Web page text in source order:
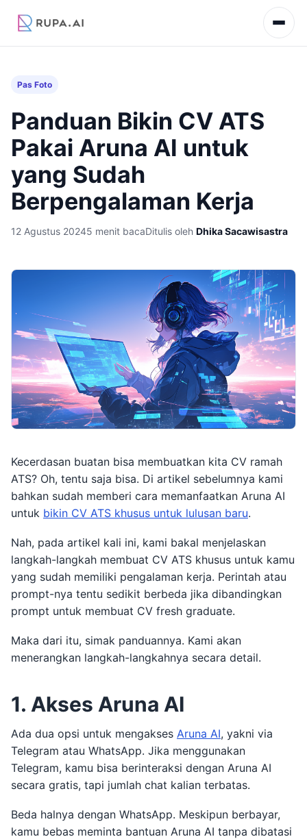
Pas Foto
Panduan Bikin CV ATS
Pakai Aruna AI untuk
yang Sudah
Berpengalaman Kerja
12 Agustus 20245 menit bacaDitulis oleh Dhika Sacawisastra
Kecerdasan buatan bisa membuatkan kita CV ramah
ATS? Oh, tentu saja bisa. Di artikel sebelumnya kami
bahkan sudah memberi cara memanfaatkan Aruna AI
untuk bikin CV ATS khusus untuk lulusan baru.
Nah, pada artikel kali ini, kami bakal menjelaskan
langkah-langkah membuat CV ATS khusus untuk kamu
yang sudah memiliki pengalaman kerja. Perintah atau
prompt-nya tentu sedikit berbeda jika dibandingkan
prompt untuk membuat CV fresh graduate.
Maka dari itu, simak panduannya. Kami akan
menerangkan langkah-langkahnya secara detail.
1. Akses Aruna AI
Ada dua opsi untuk mengakses Aruna AI, yakni via
Telegram atau WhatsApp. Jika menggunakan
Telegram, kamu bisa berinteraksi dengan Aruna AI
secara gratis, tapi jumlah chat kalian terbatas.
Beda halnya dengan WhatsApp. Meskipun berbayar,
kamu bebas meminta bantuan Aruna AI tanpa dibatasi